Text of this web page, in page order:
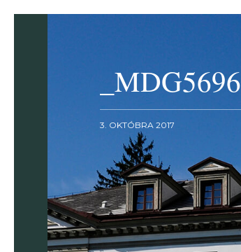
_MDG5696
3. OKTÓBRA 2017